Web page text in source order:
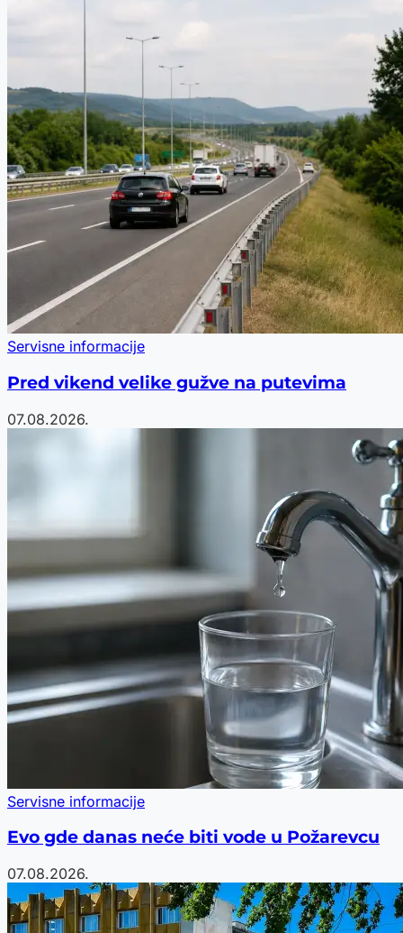
Servisne informacije
Pred vikend velike gužve na putevima
07.08.2026.
Servisne informacije
Evo gde danas neće biti vode u Požarevcu
07.08.2026.